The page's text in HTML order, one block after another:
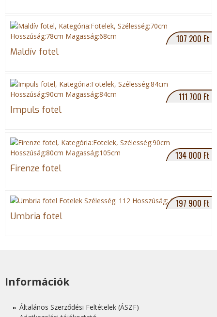
107 200 Ft
Maldív fotel
111 700 Ft
Impuls fotel
134 000 Ft
Firenze fotel
197 900 Ft
Umbria fotel
Információk
Általános Szerződési Feltételek (ÁSZF)